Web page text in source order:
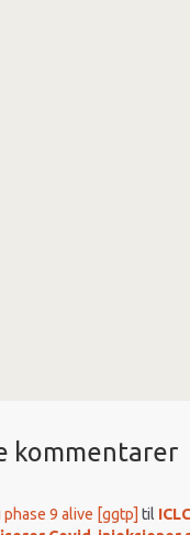
kommentarer
phase 9 alive [ggtp] til